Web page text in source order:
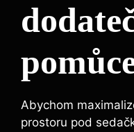
Abychom
prostoru pod